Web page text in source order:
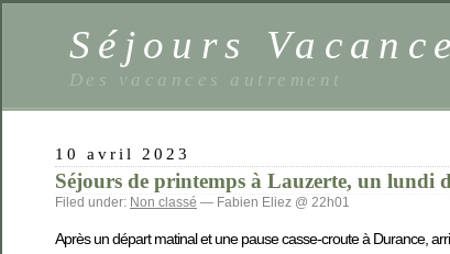
Séjours
Des vacances autrement
10 avril 2023
Séjours de printemps à Lauzerte, un lundi
Filed under: Non classé — Fabien Eliez @ 22h01
Après un départ matinal et une pause casse-croute à Durance,